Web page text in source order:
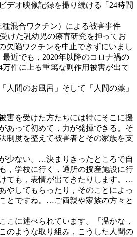
デオ映像記録を撮り続ける「24時間
混合ワクチン）による被害事件
けた乳幼児の療育研究を担ってお
欠陥ワクチンを中止できずにいまし
近でも，2020年以降のコロナ禍の
件に上る重篤な副作用被害が出て
間のお風呂」そして「人間の薬」
害を受けた方たちには特にそこに援
あって初めて，力が発揮できる。そ
制度を整えて被害者とその家族を支
少ない。…決まりきったところで自
，学校に行く，通所の授産施設に行
ても，表情が出てきたりします。…
やしてもらったり，そのことによっ
とですね。…ご両親や家族の方々と
に述べられています。「温かな，
のような取り組み，こうした人間の